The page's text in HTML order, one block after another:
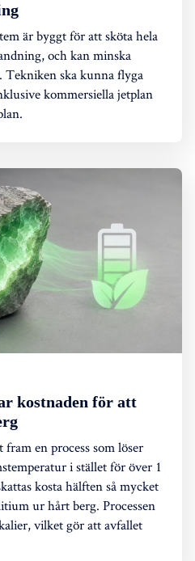
är byggt för att sköta hela
och kan minska
Tekniken ska kunna flyga
kommersiella jetplan
kostnaden för att
en process som löser
i stället för över 1
kosta hälften så mycket
ur hårt berg. Processen
vilket gör att avfallet